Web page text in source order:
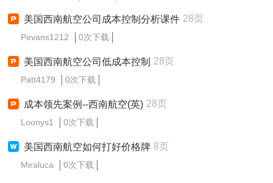
美国西南航空公司成本控制分析课件 28页
Pevans1212 0次下载
美国西南航空公司低成本控制 28页
Patt4179 0次下载
成本领先案例--西南航空(英) 28页
Loonys1 0次下载
美国西南航空如何打好价格牌 8页
Miraluca 0次下载